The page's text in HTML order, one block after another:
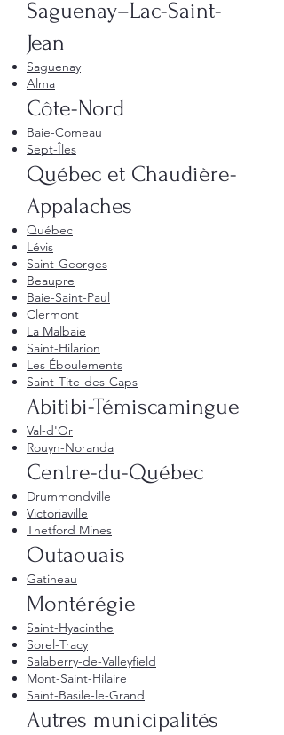
Saguenay–Lac-Saint-
Jean
Saguenay
Alma
Côte-Nord
Baie-Comeau
Sept-Îles
Québec et Chaudière-
Appalaches
Québec
Lévis
Saint-Georges
Beaupre
Baie-Saint-Paul
Clermont
La Malbaie
Saint-Hilarion
Les Éboulements
Saint-Tite-des-Caps
Abitibi-Témiscamingue
Val-d'Or
Rouyn-Noranda
Centre-du-Québec
Drummondville
Victoriaville
Thetford Mines
Outaouais
Gatineau
Montérégie
Saint-Hyacinthe
Sorel-Tracy
Salaberry-de-Valleyfield
Mont-Saint-Hilaire
Saint-Basile-le-Grand
Autres municipalités